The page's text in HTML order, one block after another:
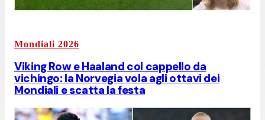
Mondiali 2026
Viking Row e Haaland col cappello da
vichingo: la Norvegia vola agli ottavi dei
Mondiali e scatta la festa